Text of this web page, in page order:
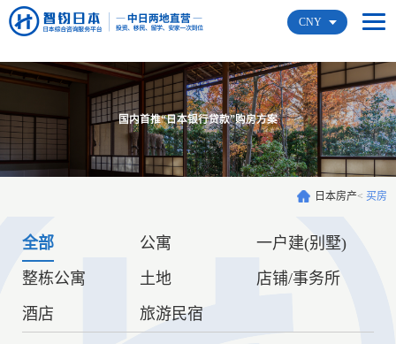
CNY
国内首推“日本银行贷款”购房方案
日本房产< 买房
全部 公寓
一户建(别墅)
整栋公寓
土地
店铺/事务所
酒店
旅游民宿